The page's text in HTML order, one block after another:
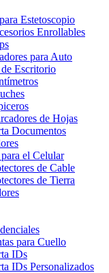
Estetoscopio
Enrollables
para Auto
Escritorio
de Hojas
Documentos
el Celular
de Cable
de Tierra
para Cuello
IDs
IDs Personalizados